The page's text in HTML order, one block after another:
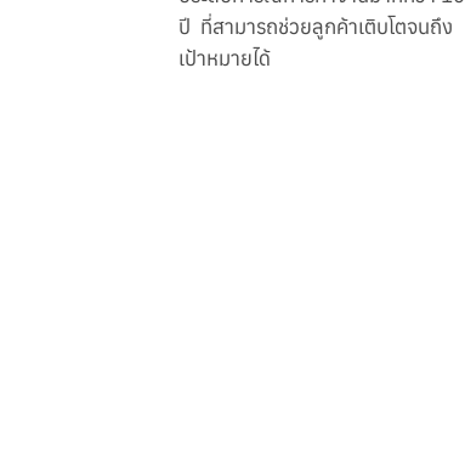
ปี ที่สามารถช่วยลูกค้าเติบโตจนถึง
เป้าหมายได้